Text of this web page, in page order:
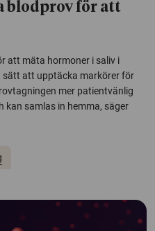
blodprov för att
att mäta hormoner i saliv i
sätt att upptäcka markörer för
mer patientvänlig
kan samlas in hemma, säger